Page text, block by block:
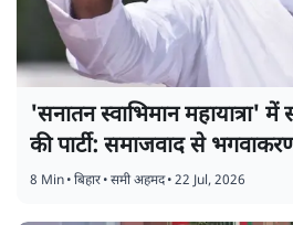
'सनातन स्वाभिमान महायात्रा' में
की पार्टी: समाजवाद से
8 Min•बिहार•समी अहमद•22 Jul, 2026